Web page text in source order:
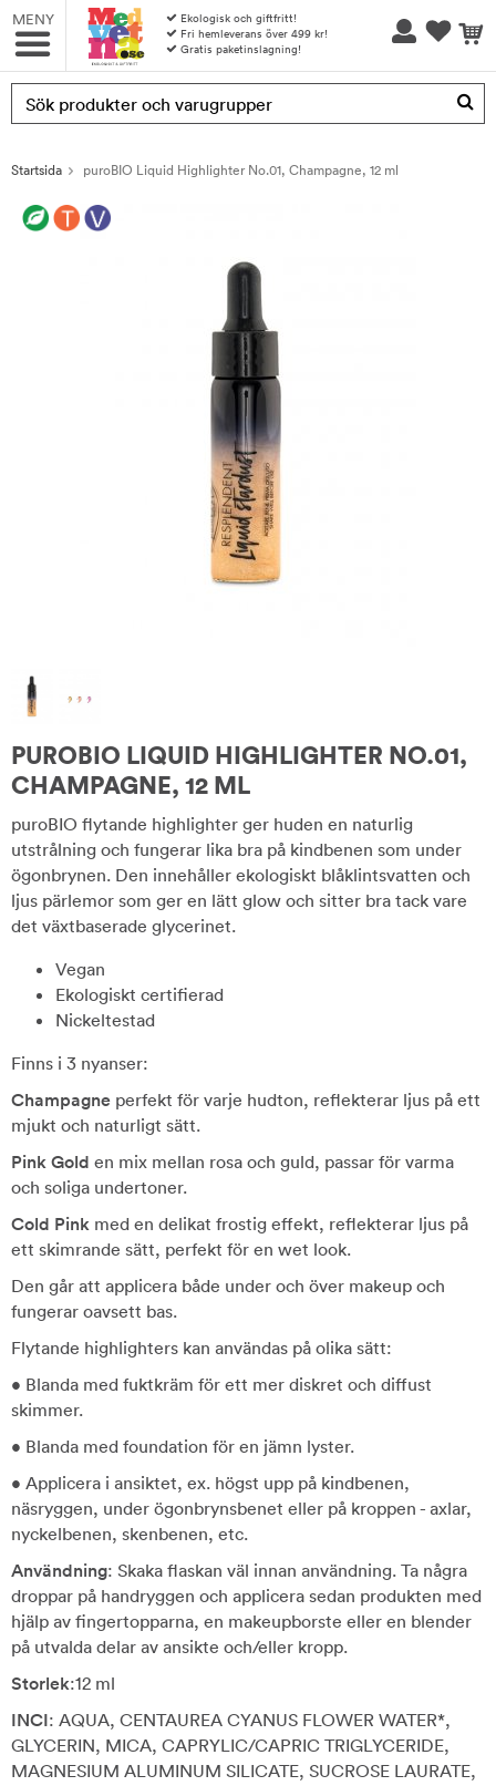
MENY
Ekologisk och giftfritt!
Fri hemleverans över 499 kr!
Gratis paketinslagning!
Produkten har blivit tillagd i varukorgen
Startsida puroBIO Liquid Highlighter No.01, Champagne, 12 ml
PUROBIO LIQUID HIGHLIGHTER NO.01,
CHAMPAGNE, 12 ML
puroBIO flytande highlighter ger huden en naturlig
utstrålning och fungerar lika bra på kindbenen som under
ögonbrynen. Den innehåller ekologiskt blåklintsvatten och
ljus pärlemor som ger en lätt glow och sitter bra tack vare
det växtbaserade glycerinet.
Vegan
Ekologiskt certifierad
Nickeltestad
Finns i 3 nyanser:
Champagne perfekt för varje hudton, reflekterar ljus på ett
mjukt och naturligt sätt.
Pink Gold en mix mellan rosa och guld, passar för varma
och soliga undertoner.
Cold Pink med en delikat frostig effekt, reflekterar ljus på
ett skimrande sätt, perfekt för en wet look.
Den går att applicera både under och över makeup och
fungerar oavsett bas.
Flytande highlighters kan användas på olika sätt:
• Blanda med fuktkräm för ett mer diskret och diffust
skimmer.
• Blanda med foundation för en jämn lyster.
• Applicera i ansiktet, ex. högst upp på kindbenen,
näsryggen, under ögonbrynsbenet eller på kroppen - axlar,
nyckelbenen, skenbenen, etc.
Användning: Skaka flaskan väl innan användning. Ta några
droppar på handryggen och applicera sedan produkten med
hjälp av fingertopparna, en makeupborste eller en blender
på utvalda delar av ansikte och/eller kropp.
Storlek:12 ml
INCI: AQUA, CENTAUREA CYANUS FLOWER WATER*,
GLYCERIN, MICA, CAPRYLIC/CAPRIC TRIGLYCERIDE,
MAGNESIUM ALUMINUM SILICATE, SUCROSE LAURATE,